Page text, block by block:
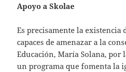
Apoyo a Skolae
Es precisamente la existencia
capaces de amenazar a la
Educación, María Solana, por
un programa que fomenta la